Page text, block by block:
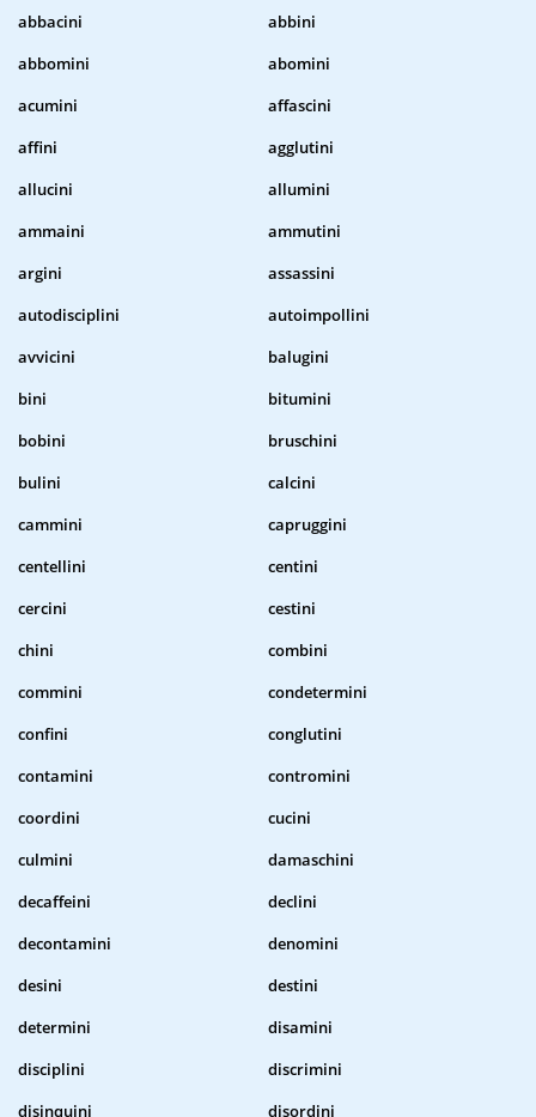
abbacini
abbini
abbomini
abomini
acumini
affascini
affini
agglutini
allucini
allumini
ammaini
ammutini
argini
assassini
autodisciplini
autoimpollini
avvicini
balugini
bini
bitumini
bobini
bruschini
bulini
calcini
cammini
capruggini
centellini
centini
cercini
cestini
chini
combini
commini
condetermini
confini
conglutini
contamini
contromini
coordini
cucini
culmini
damaschini
decaffeini
declini
decontamini
denomini
desini
destini
determini
disamini
disciplini
discrimini
disinquini
disordini